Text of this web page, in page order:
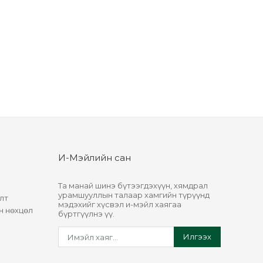
нөхцөл
И-Мэйлийн сан
Та манай шинэ бүтээгдэхүүн, хямдрал
урамшууллын талаар хамгийн түрүүнд
мэдэхийг хүсвэл и-мэйл хаягаа
бүртгүүлнэ үү.
Илгээх